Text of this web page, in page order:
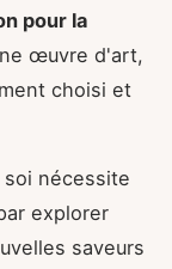
pour la
œuvre d'art,
choisi et
nécessite
explorer
saveurs